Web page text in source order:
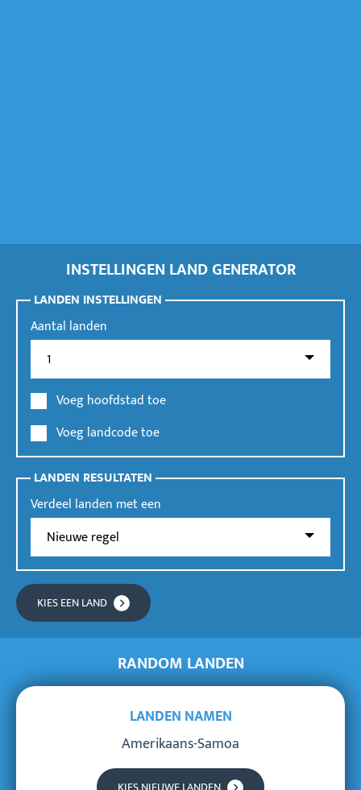
INSTELLINGEN LAND GENERATOR
LANDEN INSTELLINGEN
Aantal landen
Voeg hoofdstad toe
Voeg landcode toe
LANDEN RESULTATEN
Verdeel landen met een
KIES EEN LAND
RANDOM LANDEN
LANDEN NAMEN
Amerikaans-Samoa